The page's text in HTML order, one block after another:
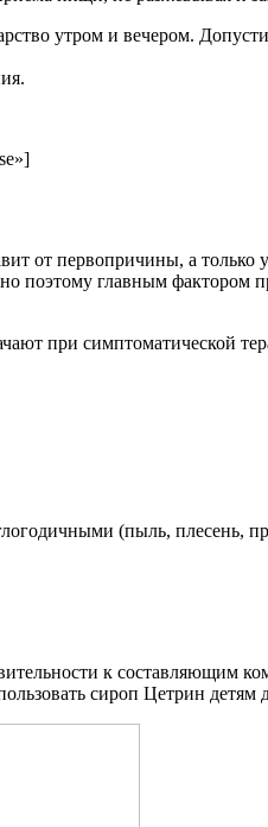
утром и вечером.
от первопричины, а
поэтому главным фактором
при симптоматической
(пыль, плесень,
к составляющим
сироп Цетрин детям